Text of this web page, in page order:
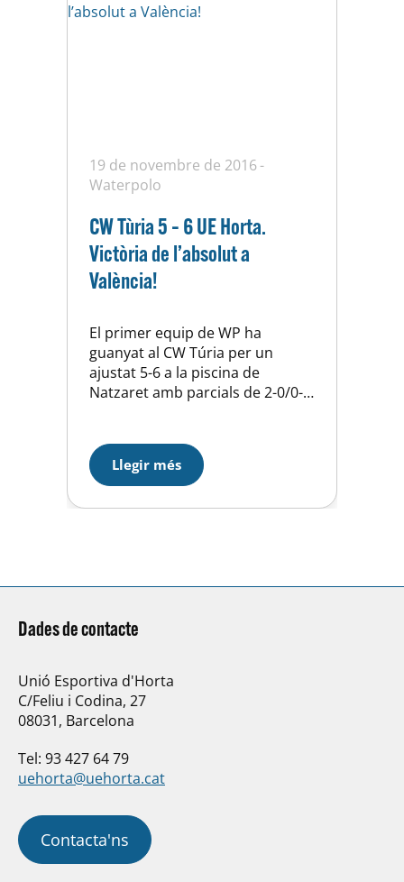
19 de novembre de 2016
Waterpolo
CW Tùria 5 – 6 UE Horta.
Victòria de l’absolut a
València!
El primer equip de WP ha
guanyat al CW Túria per un
ajustat 5-6 a la piscina de
Natzaret amb parcials de 2-0/0-
defensa en les jugades
d’inferioritat (1 gol encaixat de 8
ocasions) i a una millor
preparació física que ens ha
Llegir més
Dades de contacte
Unió Esportiva d'Horta
C/Feliu i Codina, 27
08031, Barcelona
Tel: 93 427 64 79
uehorta@uehorta.cat
Contacta'ns